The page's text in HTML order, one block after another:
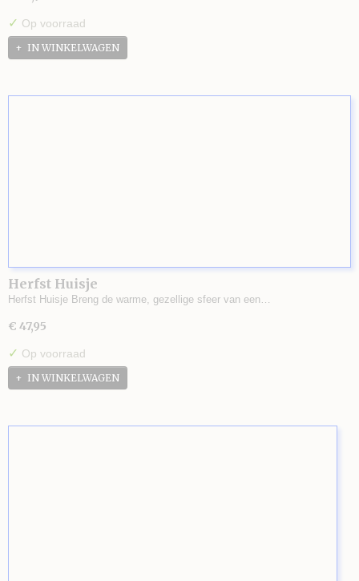
✓ Op voorraad
IN WINKELWAGEN
Herfst Huisje
Herfst Huisje Breng de warme, gezellige sfeer van een…
€ 47,95
✓ Op voorraad
IN WINKELWAGEN